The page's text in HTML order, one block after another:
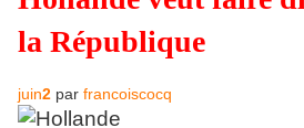
la République
juin2 par francoiscocq